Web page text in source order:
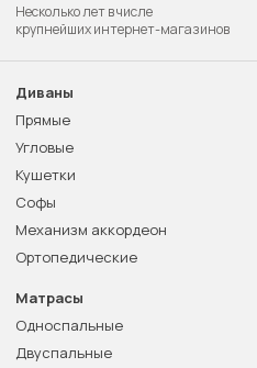
Несколько лет в числе
крупнейших интернет-магазинов
Диваны
Прямые
Угловые
Кушетки
Софы
Механизм аккордеон
Ортопедические
Матрасы
Односпальные
Двуспальные